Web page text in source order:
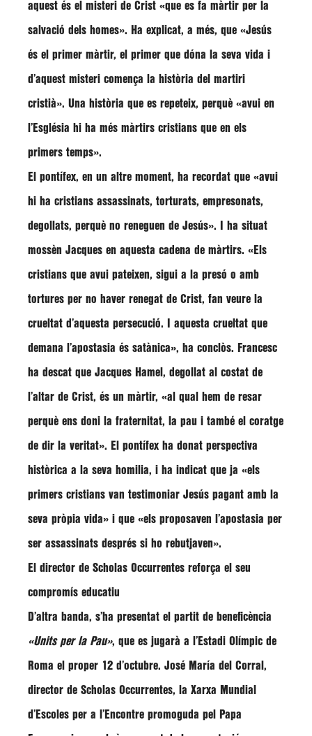
aquest és el misteri de Crist «que es fa màrtir per la
salvació dels homes». Ha explicat, a més, que «Jesús
és el primer màrtir, el primer que dóna la seva vida i
d’aquest misteri comença la història del martiri
cristià». Una història que es repeteix, perquè «avui en
l’Església hi ha més màrtirs cristians que en els
primers temps».
El pontífex, en un altre moment, ha recordat que «avui
hi ha cristians assassinats, torturats, empresonats,
degollats, perquè no reneguen de Jesús». I ha situat
mossèn Jacques en aquesta cadena de màrtirs. «Els
cristians que avui pateixen, sigui a la presó o amb
tortures per no haver renegat de Crist, fan veure la
crueltat d’aquesta persecució. I aquesta crueltat que
demana l’apostasia és satànica», ha conclòs. Francesc
ha descat que Jacques Hamel , degollat al costat de
l’altar de Crist, és un màrtir, «al qual hem de resar
perquè ens doni la fraternitat, la pau i també el coratge
de dir la veritat». El pontífex ha donat perspectiva
històrica a la seva homilia, i ha indicat que ja «els
primers cristians van testimoniar Jesús pagant amb la
seva pròpia vida» i que «els proposaven l’apostasia per
ser assassinats després si ho rebutjaven».
El director de Scholas Occurrentes reforça el seu
compromís educatiu
D’altra banda, s’ha presentat el partit de beneficència
«Units per la Pau», que es jugarà a l’Estadi Olímpic de
Roma el proper 12 d’octubre. José María del Corral ,
director de Scholas Occurrentes, la Xarxa Mundial
d’Escoles per a l’Encontre promoguda pel Papa